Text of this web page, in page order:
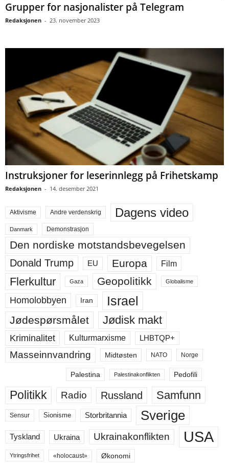
Grupper for nasjonalister på Telegram
Redaksjonen - 23. november 2023
Instruksjoner for leserinnlegg på Frihetskamp
Redaksjonen - 14. desember 2021
Aktivisme Andre verdenskrig Dagens video
Danmark Demonstrasjon
Den nordiske motstandsbevegelsen
Donald Trump EU Europa Film
Flerkultur Gaza Geopolitikk Globalisme
Homolobbyen Iran Israel
Jødespørsmålet Jødisk makt
Kriminalitet Kulturmarxisme LHBTQP+
Masseinnvandring Midtøsten NATO Norge
Palestina Palestinakonflikten Pedofili
Politikk Radio Russland Samfunn
Sensur Sionisme Storbritannia Sverige
Tyskland Ukraina Ukrainakonflikten USA
Ytringsfrihet «holocaust» Økonomi